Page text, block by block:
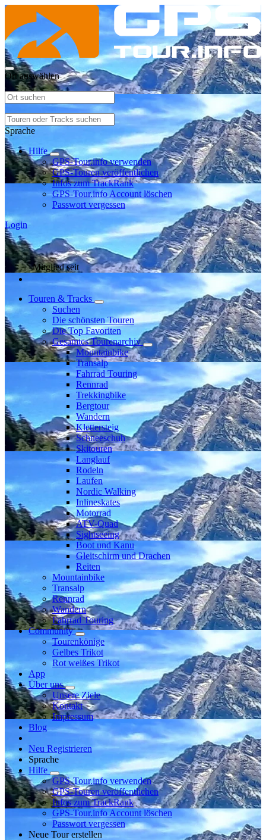
Ort auswählen
Sprache
Hilfe
GPS-Tour.info verwenden
GPS-Touren veröffentlichen
Infos zum TrackRank
GPS-Tour.info Account löschen
Passwort vergessen
Login
Mitglied seit
Touren & Tracks
Suchen
Die schönsten Touren
Die Top Favoriten
Gesamtes Tourenarchiv
Mountainbike
Transalp
Fahrrad Touring
Rennrad
Trekkingbike
Bergtour
Wandern
Klettersteig
Schneeschuh
Skitouren
Langlauf
Rodeln
Laufen
Nordic Walking
Inlineskates
Motorrad
ATV-Quad
Sightseeing
Boot und Kanu
Gleitschirm und Drachen
Reiten
Mountainbike
Transalp
Rennrad
Wandern
Fahrrad Touring
Community
Tourenkönige
Gelbes Trikot
Rot weißes Trikot
App
Über uns
Unsere Ziele
Kontakt
Impressum
Blog
Neu Registrieren
Sprache
Hilfe
GPS-Tour.info verwenden
GPS-Touren veröffentlichen
Infos zum TrackRank
GPS-Tour.info Account löschen
Passwort vergessen
Neue Tour erstellen